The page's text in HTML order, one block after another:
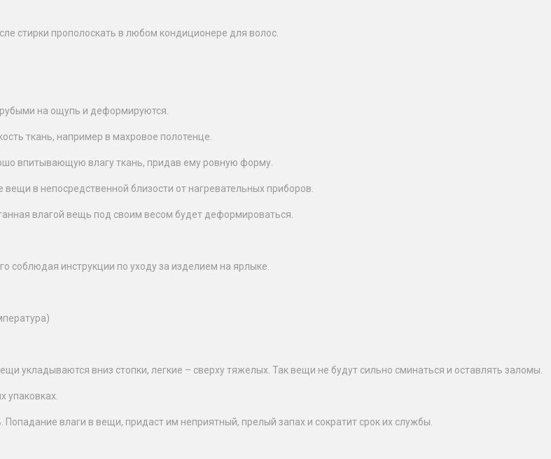
стирки прополоскать в любом кондиционере для волос.
на ощупь и деформируются.
ткань, например в махровое полотенце.
впитывающую влагу ткань, придав ему ровную форму.
в непосредственной близости от нагревательных приборов.
влагой вещь под своим весом будет деформироваться.
соблюдая инструкции по уходу за изделием на ярлыке.
вниз стопки, легкие – сверху тяжелых. Так вещи не будут сильно сминаться и оставлять заломы.
упаковках.
влаги в вещи, придаст им неприятный, прелый запах и сократит срок их службы.